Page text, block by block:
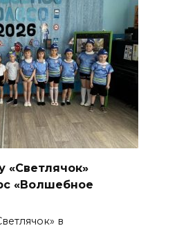
«Светлячок»
«Волшебное
в